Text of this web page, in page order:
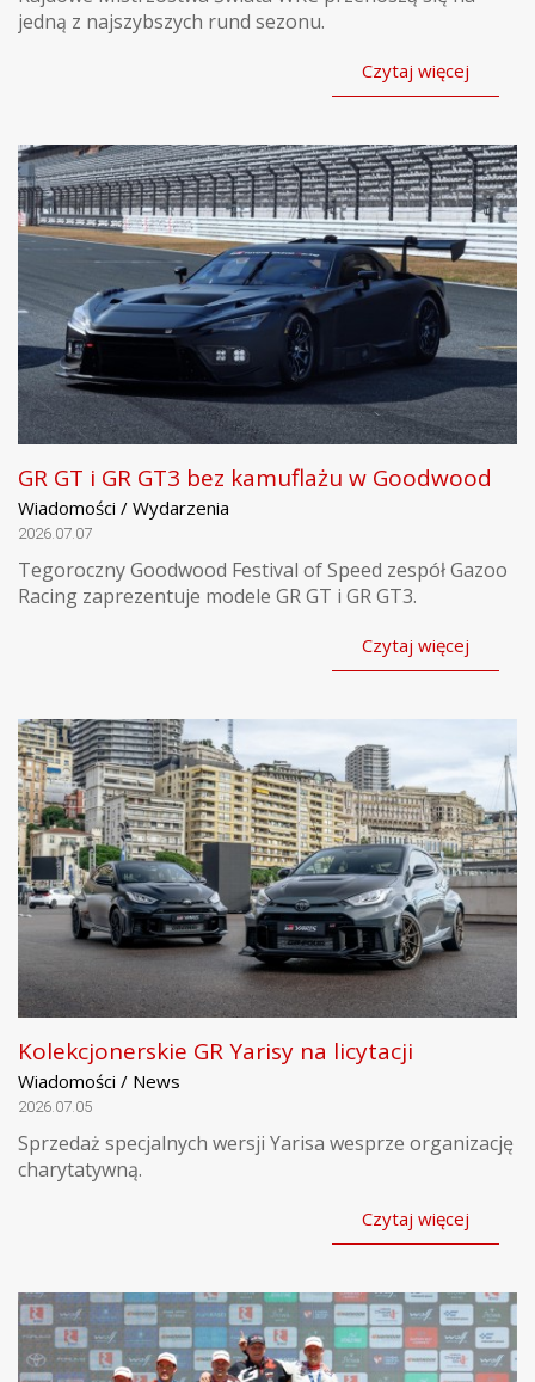
jedną z najszybszych rund sezonu.
Czytaj więcej
GR GT i GR GT3 bez kamuflażu w Goodwood
Wiadomości / Wydarzenia
2026.07.07
Tegoroczny Goodwood Festival of Speed zespół Gazoo
Racing zaprezentuje modele GR GT i GR GT3.
Czytaj więcej
Kolekcjonerskie GR Yarisy na licytacji
Wiadomości / News
2026.07.05
Sprzedaż specjalnych wersji Yarisa wesprze organizację
charytatywną.
Czytaj więcej